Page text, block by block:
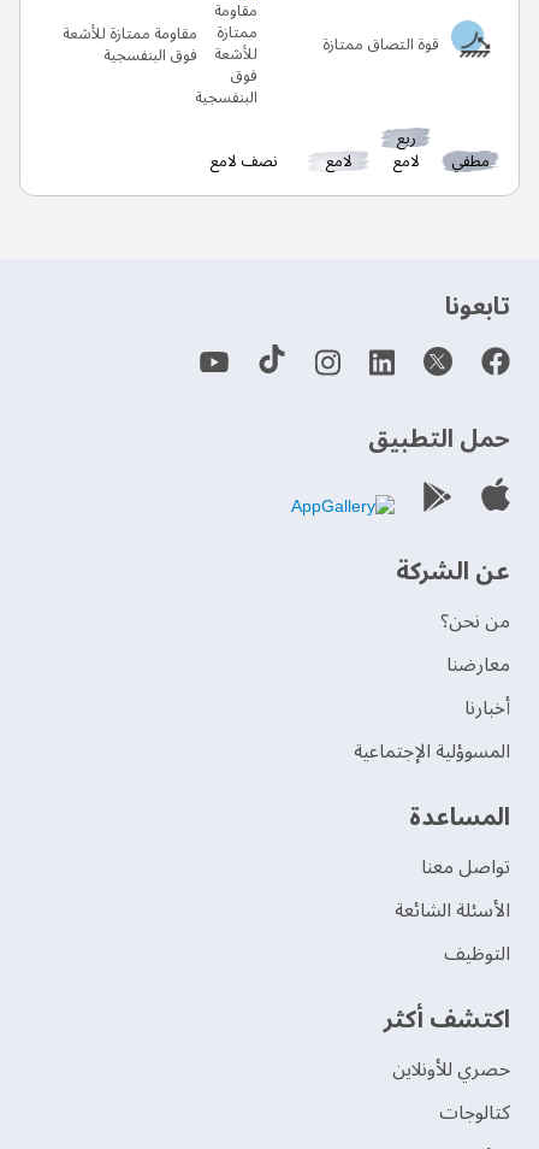
قوة التصاق ممتازة مقاومة ممتازة للأشعة
فوق البنفسجية
مطفي
ربع
لامع لامع نصف لامع
‫تابعونا‬
حمل التطبيق
عن الشركة
من نحن؟
‫معارضنا‬
‫أخبارنا‬
المسوؤلية الإجتماعية
‫المساعدة‬
تواصل معنا
الأسئلة الشائعة
التوظيف
اكتشف أكثر
حصري للأونلاين
‫كتالوجات‬